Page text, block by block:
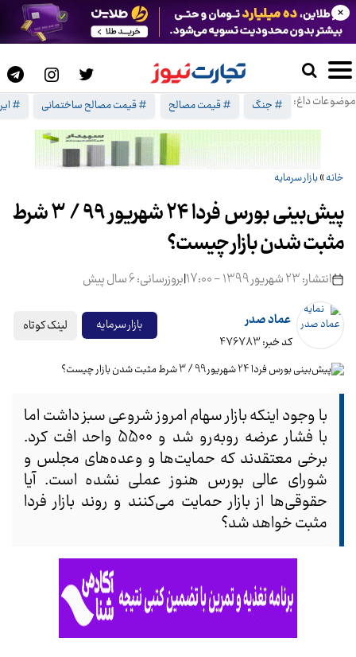
موضوعات داغ: # جنگ # قیمت مصالح # قیمت مصالح ساختمانی #
×
خانه»بازار سرمایه
پیش‌بینی بورس فردا 24 شهریور 99 / 3 شرط
مثبت شدن بازار چیست؟
انتشار: 23 شهریور 1399 - 17:00 |بروزرسانی: 6 سال پیش
عماد صدر
کد خبر: 476783
بازار سرمایه لینک کوتاه
با وجود اینکه بازار سهام امروز شروعی سبز داشت اما
با فشار عرضه روبه‌رو شد و 5500 واحد افت کرد.
برخی معتقدند که حمایت‌ها و وعده‌های مجلس و
شورای عالی بورس هنوز عملی نشده است. آیا
حقوقی‌ها از بازار حمایت می‌کنند و روند بازار فردا
مثبت خواهد شد؟